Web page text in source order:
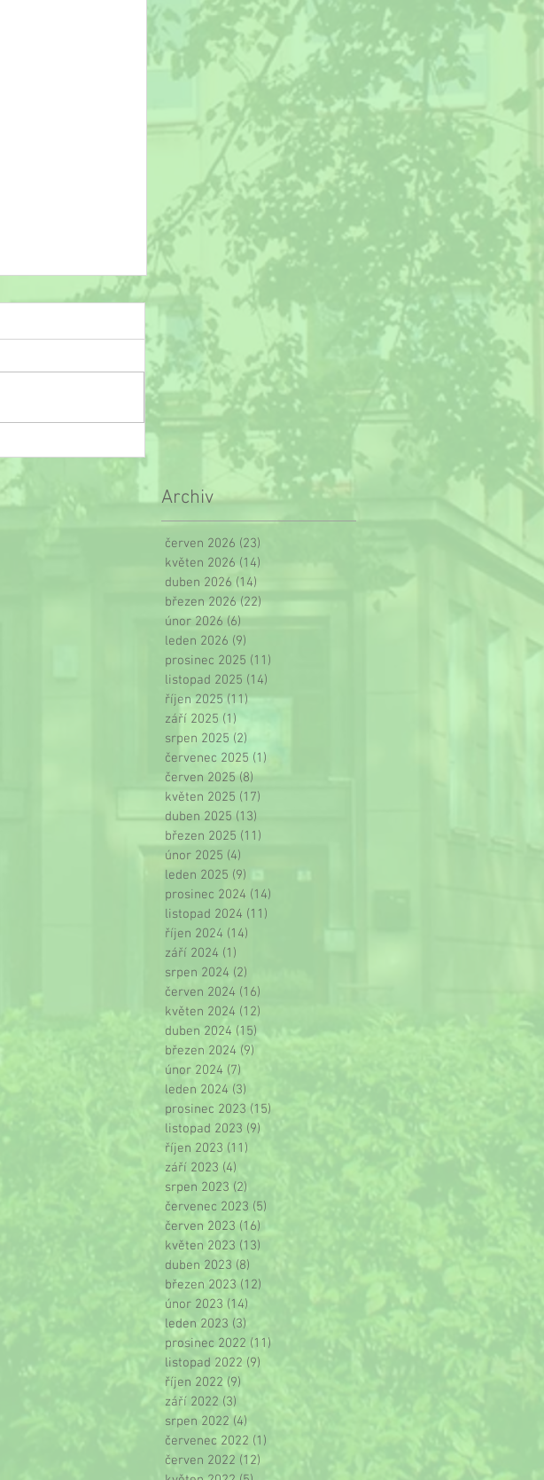
Archiv
červen 2026 (23)
květen 2026 (14)
duben 2026 (14)
březen 2026 (22) 22 příspěvků
únor 2026 (6)
leden 2026 (9)
prosinec 2025 (11)
listopad 2025 (14)
říjen 2025 (11)11 příspěvků
září 2025 (1)
srpen 2025 (2)
červenec 2025 (1)
červen 2025 (8)
květen 2025 (17)
duben 2025 (13)
březen 2025 (11)
únor 2025 (4)
leden 2025 (9)
prosinec 2024 (14)
listopad 2024 (11)
říjen 2024 (14)
září 2024 (1)
srpen 2024 (2)
červen 2024 (16)
květen 2024 (12)
duben 2024 (15)
březen 2024 (9)
únor 2024 (7)
leden 2024 (3)
prosinec 2023 (15) 15 příspěvků
listopad 2023 (9)
říjen 2023 (11)
září 2023 (4)
srpen 2023 (2)
červenec 2023 (5)
červen 2023 (16)
květen 2023 (13) 13 příspěvků
duben 2023 (8)
březen 2023 (12)
únor 2023 (14) 14 příspěvků
leden 2023 (3) 3 příspěvky
prosinec 2022 (11)
listopad 2022 (9)
říjen 2022 (9)
září 2022 (3)
srpen 2022 (4)
červenec 2022 (1)
červen 2022 (12)